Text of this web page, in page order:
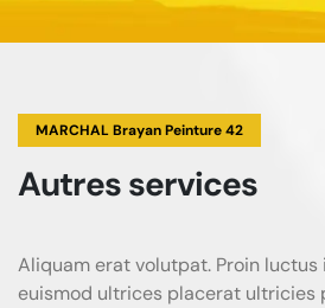
MARCHAL Brayan Peinture 42
Autres services
Aliquam erat volutpat. Proin luctus
euismod ultrices placerat ultricies